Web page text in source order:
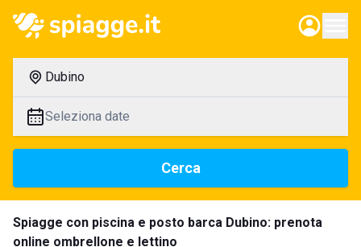
Dubino
Seleziona date
Cerca
Spiagge con piscina e posto barca Dubino: prenota
online ombrellone e lettino